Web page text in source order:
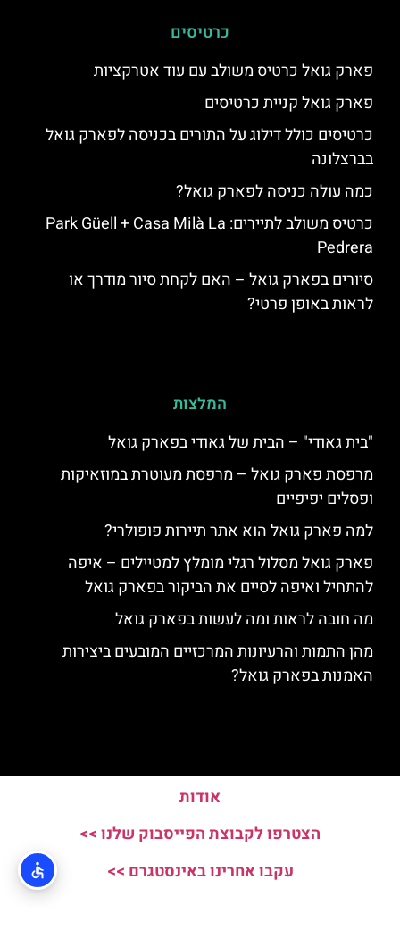
כרטיסים
פארק גואל כרטיס משולב עם עוד אטרקציות
פארק גואל קניית כרטיסים
כרטיסים כולל דילוג על התורים בכניסה לפארק גואל
בברצלונה
כמה עולה כניסה לפארק גואל?
כרטיס משולב לתיירים: Park Güell + Casa Milà La
Pedrera
סיורים בפארק גואל – האם לקחת סיור מודרך או
לראות באופן פרטי?
המלצות
"בית גאודי" – הבית של גאודי בפארק גואל
מרפסת פארק גואל – מרפסת מעוטרת במוזאיקות
ופסלים יפיפיים
למה פארק גואל הוא אתר תיירות פופולרי?
פארק גואל מסלול רגלי מומלץ למטיילים – איפה
להתחיל ואיפה לסיים את הביקור בפארק גואל
מה חובה לראות ומה לעשות בפארק גואל
מהן התמות והרעיונות המרכזיים המובעים ביצירות
האמנות בפארק גואל?
אודות
הצטרפו לקבוצת הפייסבוק שלנו >>
עקבו אחרינו באינסטגרם >>